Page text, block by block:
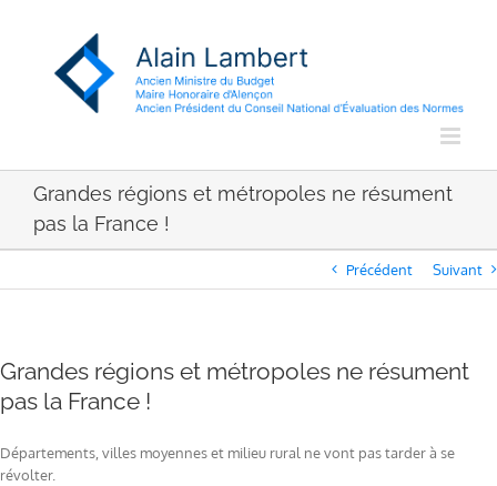
Grandes régions et métropoles ne résument
pas la France !
Précédent Suivant
Grandes régions et métropoles ne résument
pas la France !
Départements, villes moyennes et milieu rural ne vont pas tarder à se
révolter.